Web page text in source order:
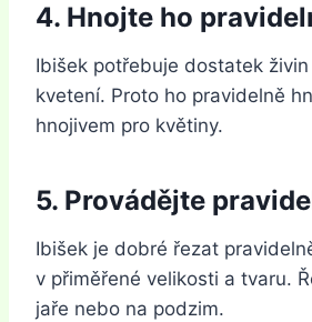
4. Hnojte ho
Ibišek potřebuje dostatek
kvetení. Proto ho pravidelně
hnojivem pro květiny.
5. Provádějte
Ibišek je dobré řezat
v přiměřené velikosti a tvaru.
jaře nebo na podzim.